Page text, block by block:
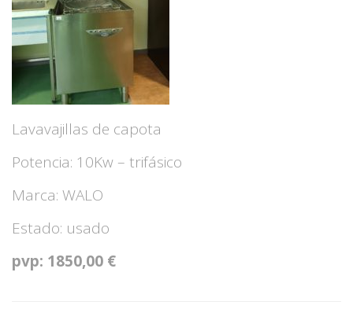
Lavavajillas de capota
Potencia: 10Kw – trifásico
Marca: WALO
Estado: usado
pvp: 1850,00 €